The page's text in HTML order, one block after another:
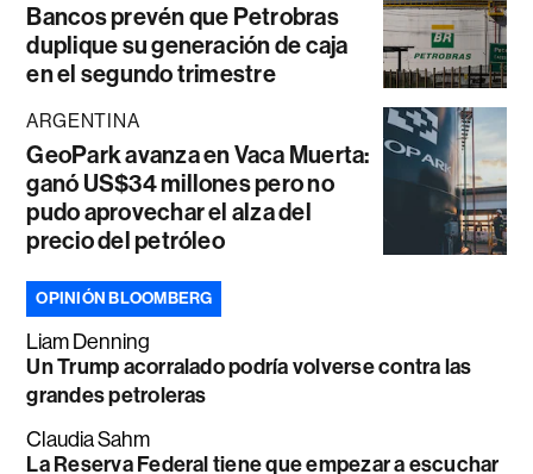
Bancos prevén que Petrobras
duplique su generación de caja
en el segundo trimestre
ARGENTINA
GeoPark avanza en Vaca Muerta:
ganó US$34 millones pero no
pudo aprovechar el alza del
precio del petróleo
OPINIÓN BLOOMBERG
Liam Denning
Un Trump acorralado podría volverse contra las
grandes petroleras
Claudia Sahm
La Reserva Federal tiene que empezar a escuchar